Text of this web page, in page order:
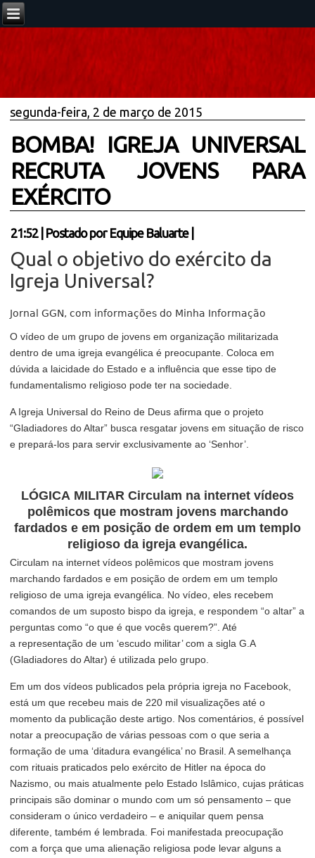
segunda-feira, 2 de março de 2015
BOMBA! IGREJA UNIVERSAL
RECRUTA JOVENS PARA
EXÉRCITO
21:52| Postado por Equipe Baluarte
Qual o objetivo do exército da
Igreja Universal?
Jornal GGN, com informações do Minha Informação
O vídeo de um grupo de jovens em organização militarizada
dentro de uma igreja evangélica é preocupante. Coloca em
dúvida a laicidade do Estado e a influência que esse tipo de
fundamentalismo religioso pode ter na sociedade.
A Igreja Universal do Reino de Deus afirma que o projeto
“Gladiadores do Altar” busca resgatar jovens em situação de risco
e prepará-los para servir exclusivamente ao ‘Senhor’.
LÓGICA MILITAR Circulam na internet vídeos
polêmicos que mostram jovens marchando
fardados e em posição de ordem em um templo
religioso da igreja evangélica.
Circulam na internet vídeos polêmicos que mostram jovens
marchando fardados e em posição de ordem em um templo
religioso de uma igreja evangélica. No vídeo, eles recebem
comandos de um suposto bispo da igreja, e respondem “o altar” a
perguntas como “o que é que vocês querem?”. Até
a representação de um ‘escudo militar’ com a sigla G.A
(Gladiadores do Altar) é utilizada pelo grupo.
Em um dos vídeos publicados pela própria igreja no Facebook,
está um que recebeu mais de 220 mil visualizações até o
momento da publicação deste artigo. Nos comentários, é possível
notar a preocupação de várias pessoas com o que seria a
formação de uma ‘ditadura evangélica’ no Brasil. A semelhança
com rituais praticados pelo exército de Hitler na época do
Nazismo, ou mais atualmente pelo Estado Islâmico, cujas práticas
principais são dominar o mundo com um só pensamento – que
consideram o único verdadeiro – e aniquilar quem pensa
diferente, também é lembrada. Foi manifestada preocupação
com a força que uma alienação religiosa pode levar alguns a